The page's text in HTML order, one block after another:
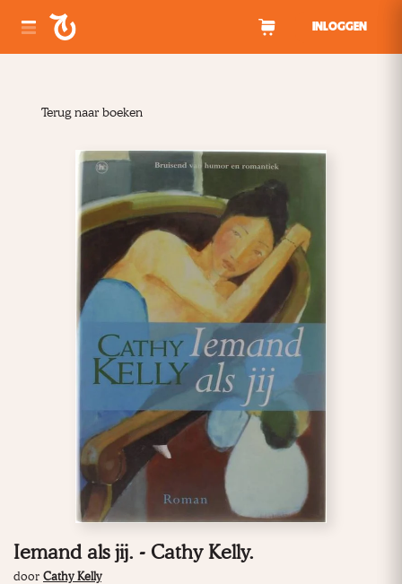
INLOGGEN
Terug naar boeken
Iemand als jij. - Cathy Kelly.
door Cathy Kelly